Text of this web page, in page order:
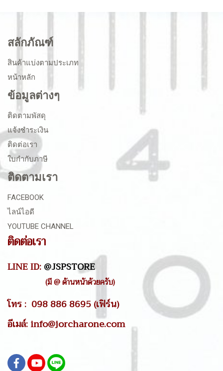
สลักภัณฑ์
สินค้าแบ่งตามประเภท
หน้าหลัก
ข้อมูลต่างๆ
ติดตามพัสดุ
แจ้งชำระเงิน
ติดต่อเรา
ใบกำกับภาษี
ติดตามเรา
FACEBOOK
ไลน์ไอดี
YOUTUBE CHANNEL
ติดต่อเรา
LINE ID:@JSPSTORE
(มี @ ด้านหน้าด้วยครับ)
โทร : 098 886 8695 (เฟิร์น)
อีเมล์: info@jorcharone.com